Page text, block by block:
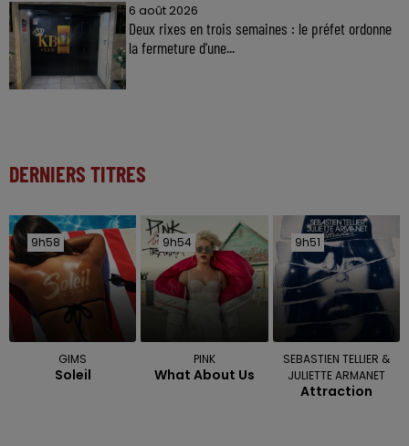
6 août 2026
Deux rixes en trois semaines : le préfet ordonne
la fermeture d'une...
DERNIERS TITRES
9h58
9h58
GIMS
Soleil
9h54
9h54
PINK
What About Us
9h51
9h51
SEBASTIEN TELLIER &
JULIETTE ARMANET
Attraction